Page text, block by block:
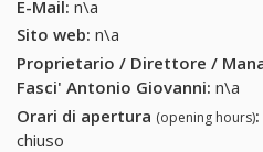
E-Mail: n\a
Sito web: n\a
Proprietario / Direttore /
Fasci' Antonio Giovanni: n\a
Orari di apertura (opening hours):
chiuso